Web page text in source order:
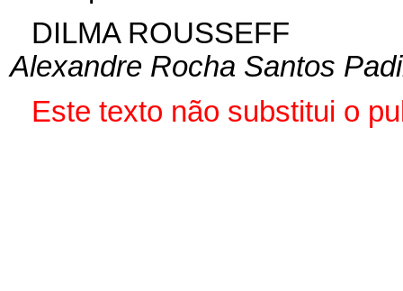
DILMA ROUSSEFF
Alexandre Rocha Santos
Este texto não substitui o